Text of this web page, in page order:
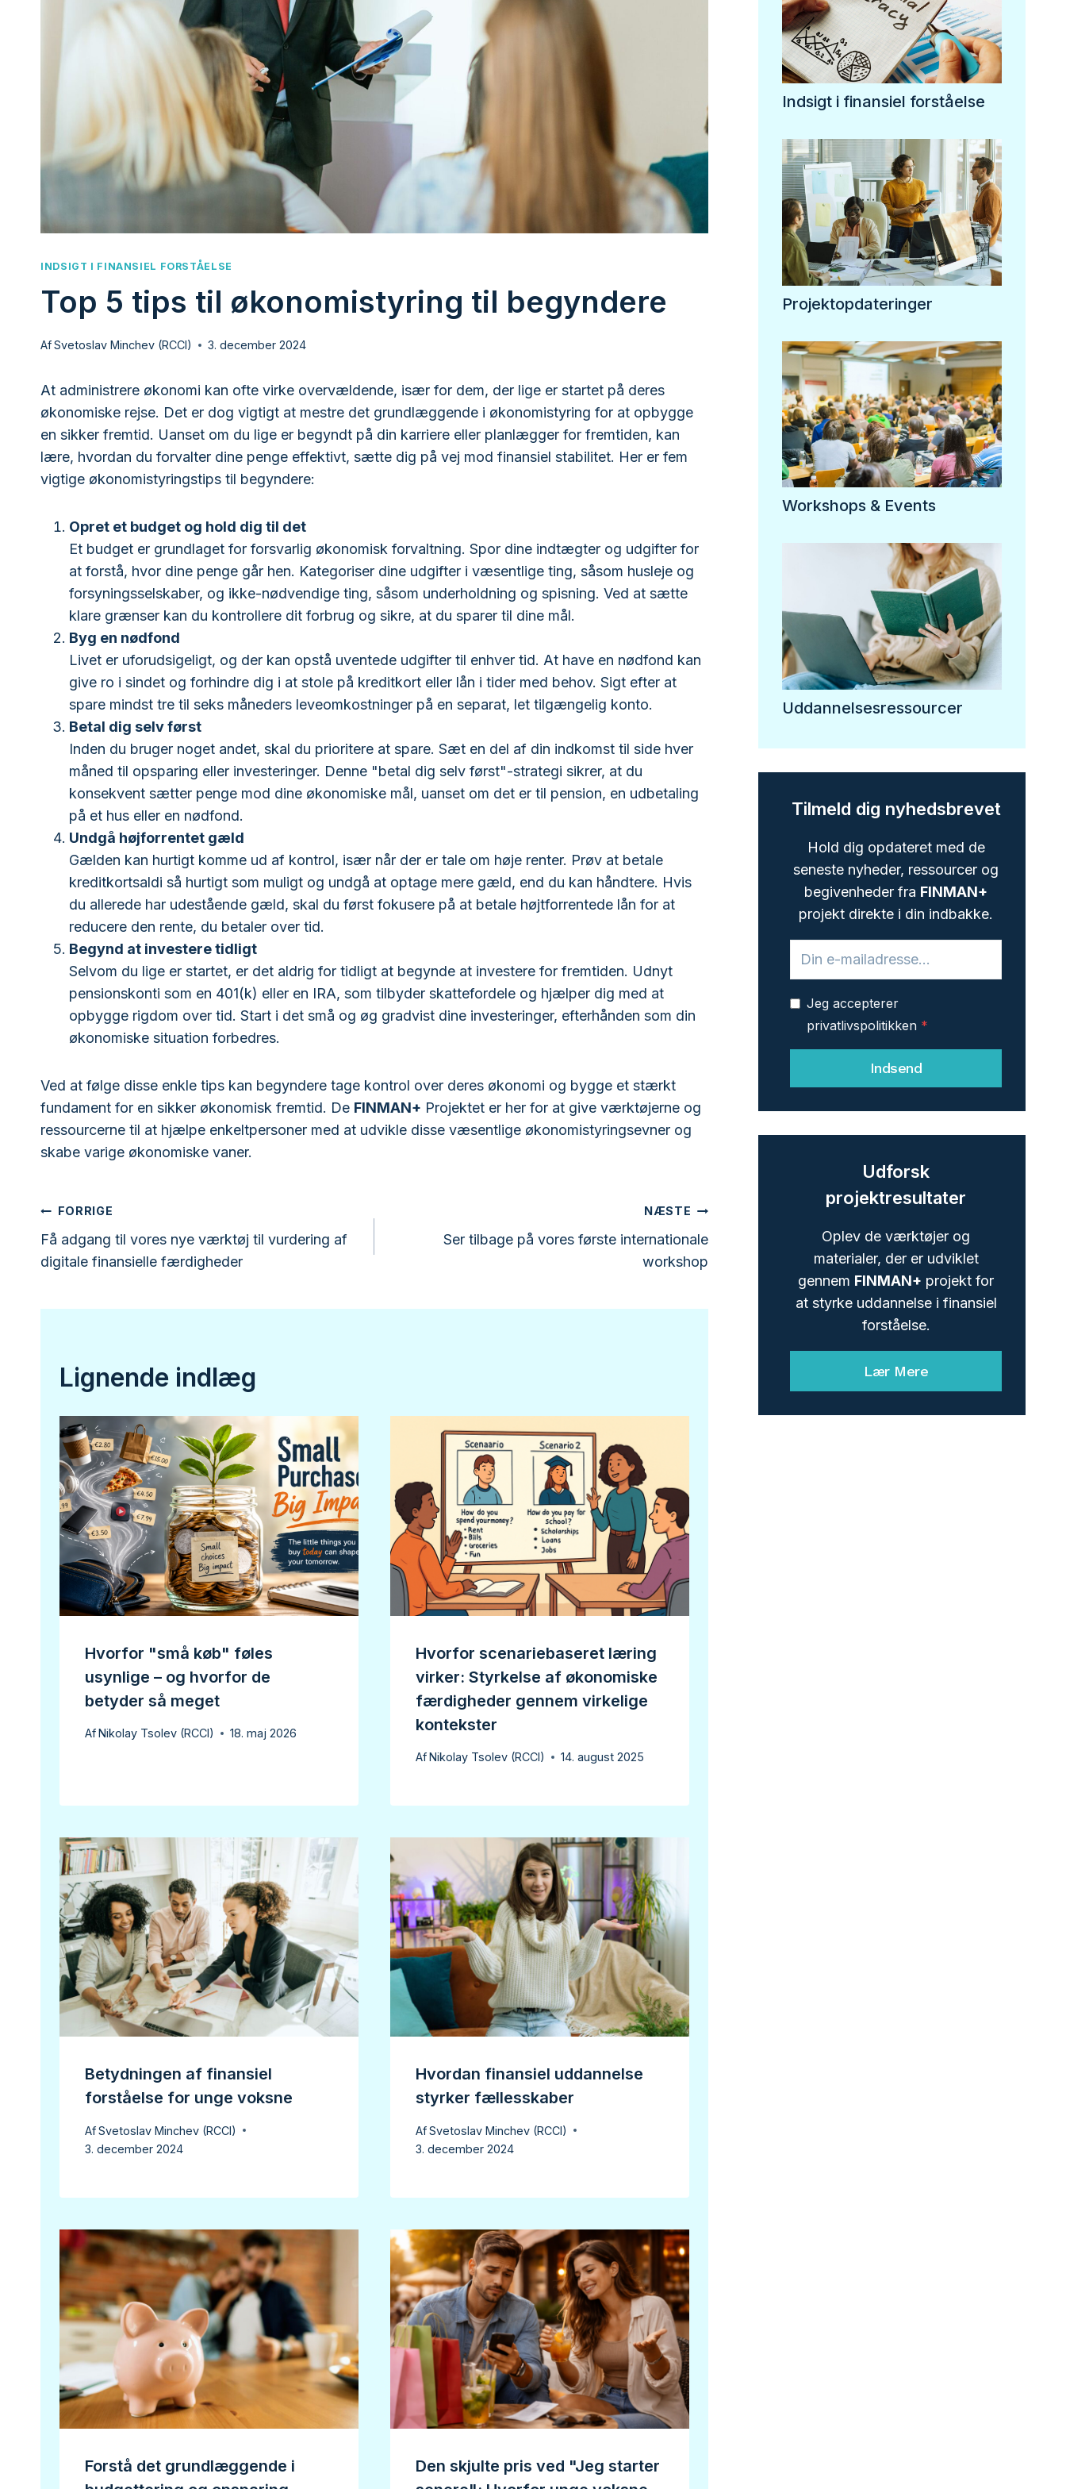
INDSIGT I FINANSIEL FORSTÅELSE
Top 5 tips til økonomistyring til begyndere
AfSvetoslav Minchev (RCCI) 3. december 2024
At administrere økonomi kan ofte virke overvældende, især for dem, der lige er startet på deres
økonomiske rejse. Det er dog vigtigt at mestre det grundlæggende i økonomistyring for at opbygge
en sikker fremtid. Uanset om du lige er begyndt på din karriere eller planlægger for fremtiden, kan
lære, hvordan du forvalter dine penge effektivt, sætte dig på vej mod finansiel stabilitet. Her er fem
vigtige økonomistyringstips til begyndere:
Opret et budget og hold dig til det
Et budget er grundlaget for forsvarlig økonomisk forvaltning. Spor dine indtægter og udgifter for
at forstå, hvor dine penge går hen. Kategoriser dine udgifter i væsentlige ting, såsom husleje og
forsyningsselskaber, og ikke-nødvendige ting, såsom underholdning og spisning. Ved at sætte
klare grænser kan du kontrollere dit forbrug og sikre, at du sparer til dine mål.
Byg en nødfond
Livet er uforudsigeligt, og der kan opstå uventede udgifter til enhver tid. At have en nødfond kan
give ro i sindet og forhindre dig i at stole på kreditkort eller lån i tider med behov. Sigt efter at
spare mindst tre til seks måneders leveomkostninger på en separat, let tilgængelig konto.
Betal dig selv først
Inden du bruger noget andet, skal du prioritere at spare. Sæt en del af din indkomst til side hver
måned til opsparing eller investeringer. Denne "betal dig selv først"-strategi sikrer, at du
konsekvent sætter penge mod dine økonomiske mål, uanset om det er til pension, en udbetaling
på et hus eller en nødfond.
Undgå højforrentet gæld
Gælden kan hurtigt komme ud af kontrol, især når der er tale om høje renter. Prøv at betale
kreditkortsaldi så hurtigt som muligt og undgå at optage mere gæld, end du kan håndtere. Hvis
du allerede har udestående gæld, skal du først fokusere på at betale højtforrentede lån for at
reducere den rente, du betaler over tid.
Begynd at investere tidligt
Selvom du lige er startet, er det aldrig for tidligt at begynde at investere for fremtiden. Udnyt
pensionskonti som en 401(k) eller en IRA, som tilbyder skattefordele og hjælper dig med at
opbygge rigdom over tid. Start i det små og øg gradvist dine investeringer, efterhånden som din
økonomiske situation forbedres.
Ved at følge disse enkle tips kan begyndere tage kontrol over deres økonomi og bygge et stærkt
fundament for en sikker økonomisk fremtid. De FINMAN+ Projektet er her for at give værktøjerne og
ressourcerne til at hjælpe enkeltpersoner med at udvikle disse væsentlige økonomistyringsevner og
skabe varige økonomiske vaner.
Indlægsnavigation
FORRIGE
Få adgang til vores nye værktøj til vurdering af
digitale finansielle færdigheder
NÆSTE
Ser tilbage på vores første internationale
workshop
Lignende indlæg
Hvorfor "små køb" føles
usynlige – og hvorfor de
betyder så meget
AfNikolay Tsolev (RCCI) 18. maj 2026
Hvorfor scenariebaseret læring
virker: Styrkelse af økonomiske
færdigheder gennem virkelige
kontekster
AfNikolay Tsolev (RCCI) 14. august 2025
Betydningen af finansiel
forståelse for unge voksne
AfSvetoslav Minchev (RCCI)
3. december 2024
Hvordan finansiel uddannelse
styrker fællesskaber
AfSvetoslav Minchev (RCCI)
3. december 2024
Forstå det grundlæggende i
Den skjulte pris ved "Jeg starter
Indsigt i finansiel forståelse
Projektopdateringer
Workshops & Events
Uddannelsesressourcer
Tilmeld dig nyhedsbrevet
Hold dig opdateret med de
seneste nyheder, ressourcer og
begivenheder fra FINMAN+
projekt direkte i din indbakke.
Jeg accepterer
privatlivspolitikken *
Indsend
Udforsk
projektresultater
Oplev de værktøjer og
materialer, der er udviklet
gennem FINMAN+ projekt for
at styrke uddannelse i finansiel
forståelse.
Lær Mere